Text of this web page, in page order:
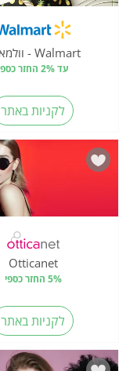
Walmart - וולמארט
עד 2% החזר כספי
לקניות באתר
Otticanet
5% החזר כספי
לקניות באתר